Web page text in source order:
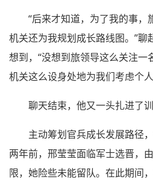
“后来才知道，为了我的事，
机关还为我规划成长路线图。”
想到，“没想到旅领导这么关注
机关这么设身处地为我们考虑个
聊天结束，他又一头扎进了训
主动筹划官兵成长发展路
两年前，邢莹莹面临军士选晋，
限，她险些未能留队。在此期间